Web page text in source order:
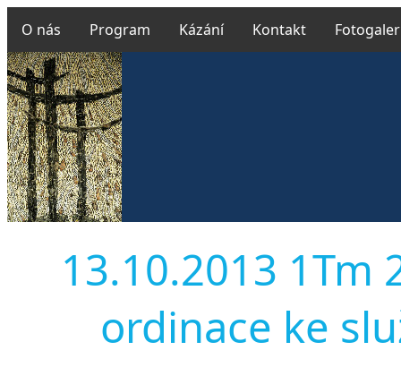
O nás Program Kázání Kontakt
13.10.2013 1Tm
ordinace ke